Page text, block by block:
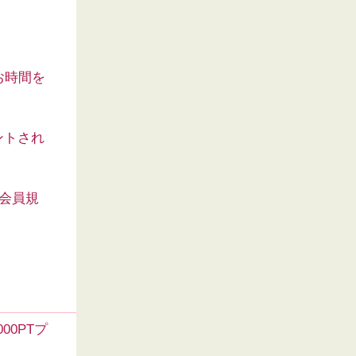
時間を
トされ
員規
プ